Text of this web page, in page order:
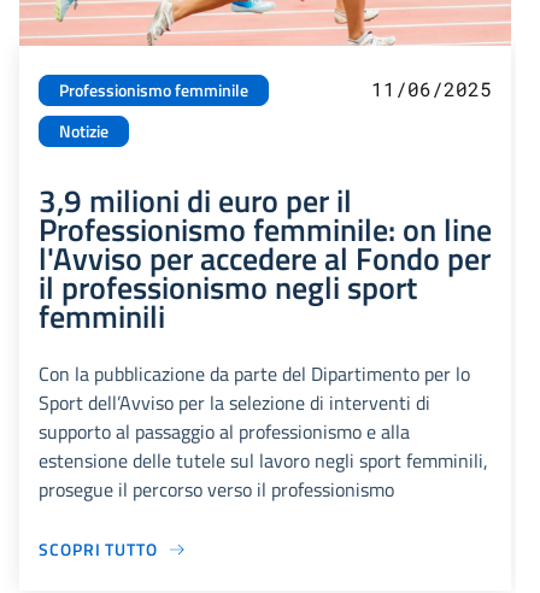
Professionismo femminile
Notizie
11/06/2025
3,9 milioni di euro per il
Professionismo femminile: on line
l'Avviso per accedere al Fondo per
il professionismo negli sport
femminili
Con la pubblicazione da parte del Dipartimento per lo
Sport dell’Avviso per la selezione di interventi di
supporto al passaggio al professionismo e alla
estensione delle tutele sul lavoro negli sport femminili,
prosegue il percorso verso il professionismo
SCOPRI TUTTO